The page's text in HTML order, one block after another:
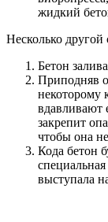
жидкий
Несколько другой
Бетон
Приподняв
некоторому
вдавливают
закрепит
чтобы она
Кода бетон
выступала